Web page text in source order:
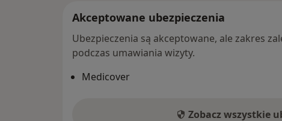
Akceptowane ubezpieczenia
Ubezpieczenia są akceptowane, ale zakres
podczas umawiania wizyty.
Medicover
Zobacz wszystkie